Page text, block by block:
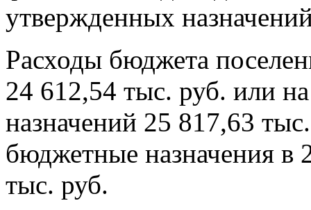
утвержденных
Расходы бюджета
24 612,54 тыс. руб. или
назначений 25 817,63
бюджетные назначения в
тыс. руб.